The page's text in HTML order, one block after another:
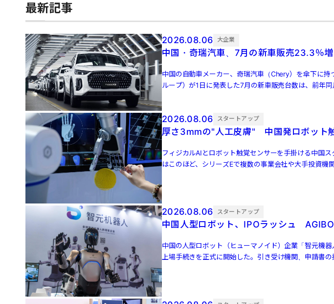
最新記事
2026.08.06 大企業
中国・奇瑞汽車、7月の新車販売23.3％
中国の自動車メーカー、奇瑞汽車（Chery）を傘下に
ループ）が1日に発表した7月の新車販売台数は、前年
2026.08.06 スタートアップ
厚さ3mmの"人工皮膚" 中国発ロボット
フィジカルAIとロボット触覚センサーを手掛ける中国
はこのほど、シリーズEで複数の事業会社や大手投資
2026.08.06 スタートアップ
中国人型ロボット、IPOラッシュ
中国の人型ロボット（ヒューマノイド）企業「智元機
上場手続きを正式に開始した。引き受け機関、申請書
かにされていない。「宇樹科 […]